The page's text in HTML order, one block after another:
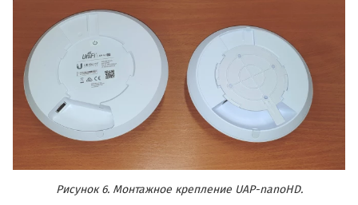
Рисунок 6. Монтажное крепление UAP-nanoHD.